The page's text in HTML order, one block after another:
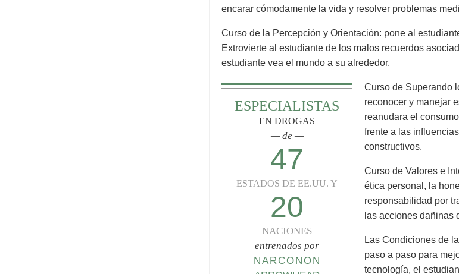
encarar cómodamente la vida y resolver problemas
Curso de la Percepción y Orientación: pone al
Extrovierte al estudiante de los malos recuerdos
estudiante vea el mundo a su alrededor.
ESPECIALISTAS
EN DROGAS
— de —
47
ESTADOS DE EE.UU. Y
20
NACIONES
entrenados por
NARCONON
Curso de Superando
reconocer y manejar
reanudara el
frente a las
constructivos.
Curso de Valores e
ética personal, la
responsabilidad por
las acciones dañinas
Las Condiciones de
paso a paso para
tecnología, el